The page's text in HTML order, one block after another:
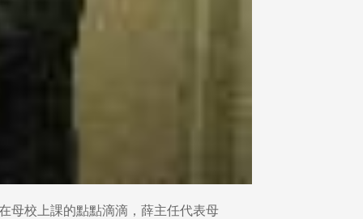
母校上課的點點滴滴，薛主任代表母